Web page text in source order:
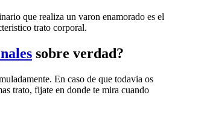
que realiza un varon enamorado es el
trato corporal.
sobre verdad?
En caso de que todavia os
trato, fijate en donde te mira cuando